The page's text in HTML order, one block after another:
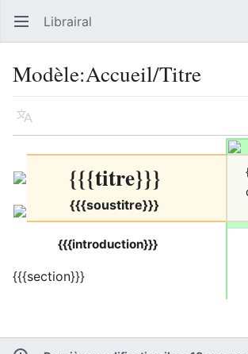
Ouvrir le menu principal Librairal
Modèle:Accueil/Titre
Langue
{{{titre}}}
{{{soustitre}}}
{{{introduction}}}
{{{section}}}